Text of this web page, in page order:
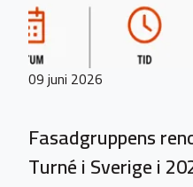
09 juni 2026
Fasadgruppens
Turné i Sverige i